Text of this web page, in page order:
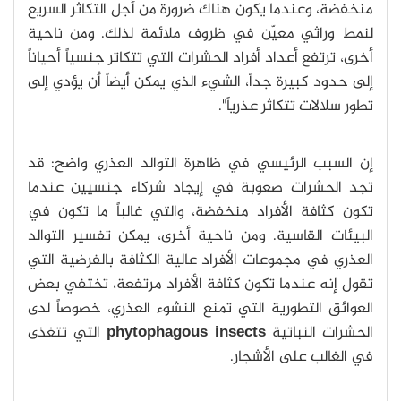
منخفضة، وعندما يكون هناك ضرورة من أجل التكاثر السريع
لنمط وراثي معيّن في ظروف ملائمة لذلك. ومن ناحية
أخرى، ترتفع أعداد أفراد الحشرات التي تتكاتر جنسياً أحياناً
إلى حدود كبيرة جداً، الشيء الذي يمكن أيضاً أن يؤدي إلى
تطور سلالات تتكاثر عذرياً".
إن السبب الرئيسي في ظاهرة التوالد العذري واضح: قد
تجد الحشرات صعوبة في إيجاد شركاء جنسيين عندما
تكون كثافة الأفراد منخفضة، والتي غالباً ما تكون في
البيئات القاسية. ومن ناحية أخرى، يمكن تفسير التوالد
العذري في مجموعات الأفراد عالية الكثافة بالفرضية التي
تقول إنه عندما تكون كثافة الأفراد مرتفعة، تختفي بعض
العوائق التطورية التي تمنع النشوء العذري، خصوصاً لدى
الحشرات النباتيةphytophagous insects التي تتغذى
في الغالب على الأشجار.